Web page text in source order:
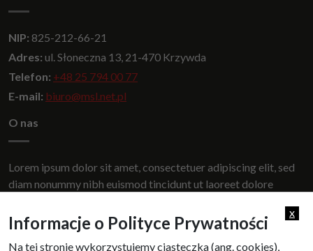
NIP: 825-212-66-21
Adres: ul. Słoneczna 13, 21-470 Krzywda
Telefon: +48 25 794 00 77
E-mail: biuro@msl.net.pl
O nas
Lorem ipsum dolor sit amet, consectetuer adipiscing elit, sed
diam nonummy nibh euismod tincidunt ut laoreet dolore
x
Informacje o Polityce Prywatności
Na tej stronie wykorzystujemy ciasteczka (ang. cookies),